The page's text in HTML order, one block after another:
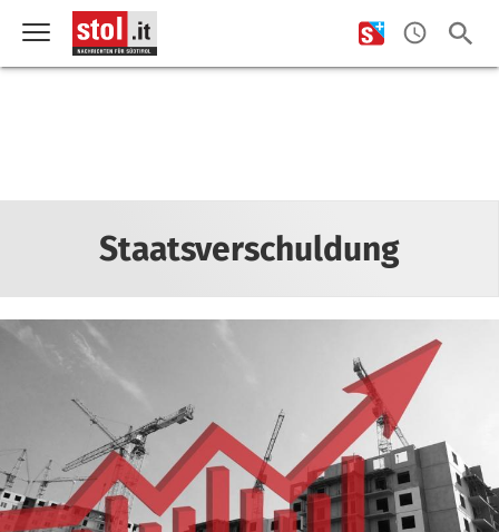
Staatsverschuldung